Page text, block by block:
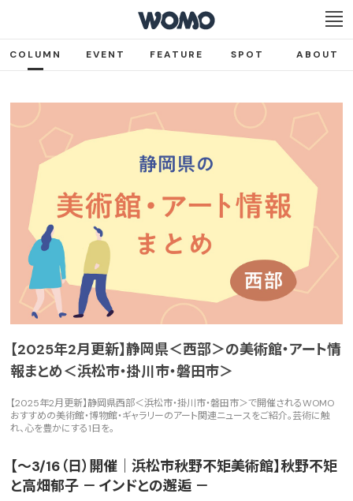
COLUMN EVENT FEATURE SPOT ABOUT
【2025年2月更新】静岡県＜西部＞の美術館・アート情
報まとめ＜浜松市・掛川市・磐田市＞
【2025年2月更新】静岡県西部＜浜松市・掛川市・磐田市＞で開催されるWOMO
おすすめの美術館・博物館・ギャラリーのアート関連ニュースをご紹介。芸術に触
れ、心を豊かにする1日を。
【～3/16（日）開催｜浜松市秋野不矩美術館】秋野不矩
と高畑郁子 － インドとの邂逅 －